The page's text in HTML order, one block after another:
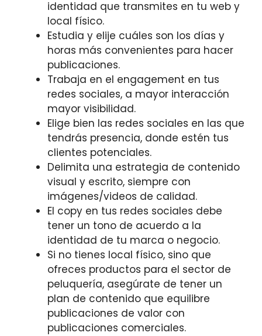
identidad que transmites en tu web y
local físico.
Estudia y elije cuáles son los días y
horas más convenientes para hacer
publicaciones.
Trabaja en el engagement en tus
redes sociales, a mayor interacción
mayor visibilidad.
Elige bien las redes sociales en las que
tendrás presencia, donde estén tus
clientes potenciales.
Delimita una estrategia de contenido
visual y escrito, siempre con
imágenes/videos de calidad.
El copy en tus redes sociales debe
tener un tono de acuerdo a la
identidad de tu marca o negocio.
Si no tienes local físico, sino que
ofreces productos para el sector de
peluquería, asegúrate de tener un
plan de contenido que equilibre
publicaciones de valor con
publicaciones comerciales.